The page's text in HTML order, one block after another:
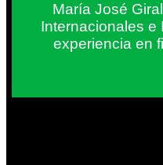
María José
Internacionales e
experiencia en